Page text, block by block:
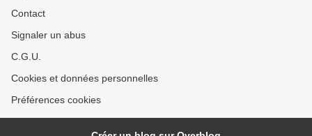
Contact
Signaler un abus
C.G.U.
Cookies et données personnelles
Préférences cookies